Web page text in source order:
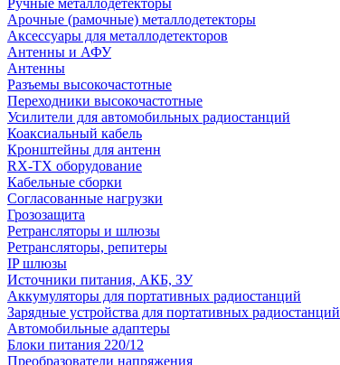
Ручные металлодетекторы
Арочные (рамочные) металлодетекторы
Аксессуары для металлодетекторов
Антенны и АФУ
Антенны
Разъемы высокочастотные
Переходники высокочастотные
Усилители для автомобильных радиостанций
Коаксиальный кабель
Кронштейны для антенн
RX-TX оборудование
Кабельные сборки
Согласованные нагрузки
Грозозащита
Ретрансляторы и шлюзы
Ретрансляторы, репитеры
IP шлюзы
Источники питания, АКБ, ЗУ
Аккумуляторы для портативных радиостанций
Зарядные устройства для портативных радиостанций
Автомобильные адаптеры
Блоки питания 220/12
Преобразователи напряжения